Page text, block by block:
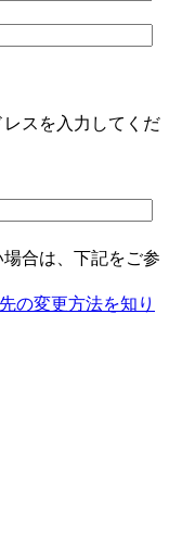
スを入力してくだ
合は、下記をご参
の変更方法を知り